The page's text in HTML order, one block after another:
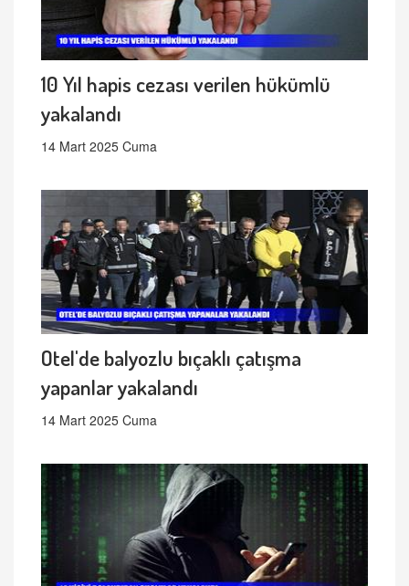
10 Yıl hapis cezası verilen hükümlü
yakalandı
14 Mart 2025 Cuma
Otel'de balyozlu bıçaklı çatışma
yapanlar yakalandı
14 Mart 2025 Cuma